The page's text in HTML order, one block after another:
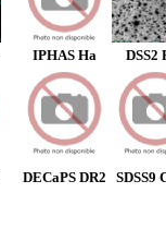
IPHAS Ha DSS2
DECaPS DR2 SDSS9